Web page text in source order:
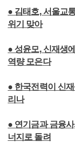
● 김태호, 서울교
위기 맞아
● 성윤모, 신재생
역량 모은다
● 한국전력이 신
리나
● 연기금과 금융
너지로 돌려